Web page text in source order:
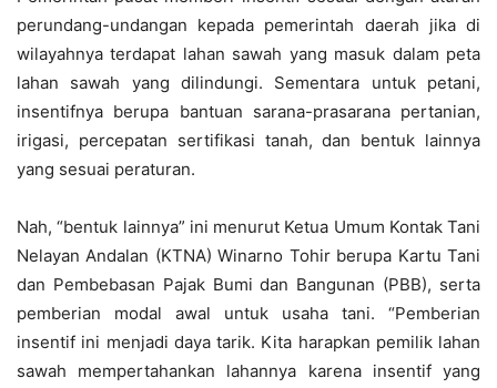
perundang-undangan kepada pemerintah daerah jika di
wilayahnya terdapat lahan sawah yang masuk dalam peta
lahan sawah yang dilindungi. Sementara untuk petani,
insentifnya berupa bantuan sarana-prasarana pertanian,
irigasi, percepatan sertifikasi tanah, dan bentuk lainnya
yang sesuai peraturan.
Nah, “bentuk lainnya” ini menurut Ketua Umum Kontak Tani
Nelayan Andalan (KTNA) Winarno Tohir berupa Kartu Tani
dan Pembebasan Pajak Bumi dan Bangunan (PBB), serta
pemberian modal awal untuk usaha tani. “Pemberian
insentif ini menjadi daya tarik. Kita harapkan pemilik lahan
sawah mempertahankan lahannya karena insentif yang